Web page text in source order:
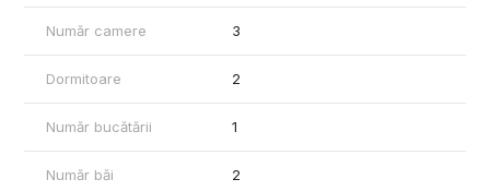
Număr camere 3
Dormitoare 2
Număr bucătării 1
Număr băi 2